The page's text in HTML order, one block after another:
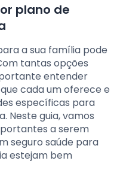
plano de
a sua família pode
tantas opções
entender
cada um oferece e
específicas para
Neste guia, vamos
a serem
seguro saúde para
estejam bem